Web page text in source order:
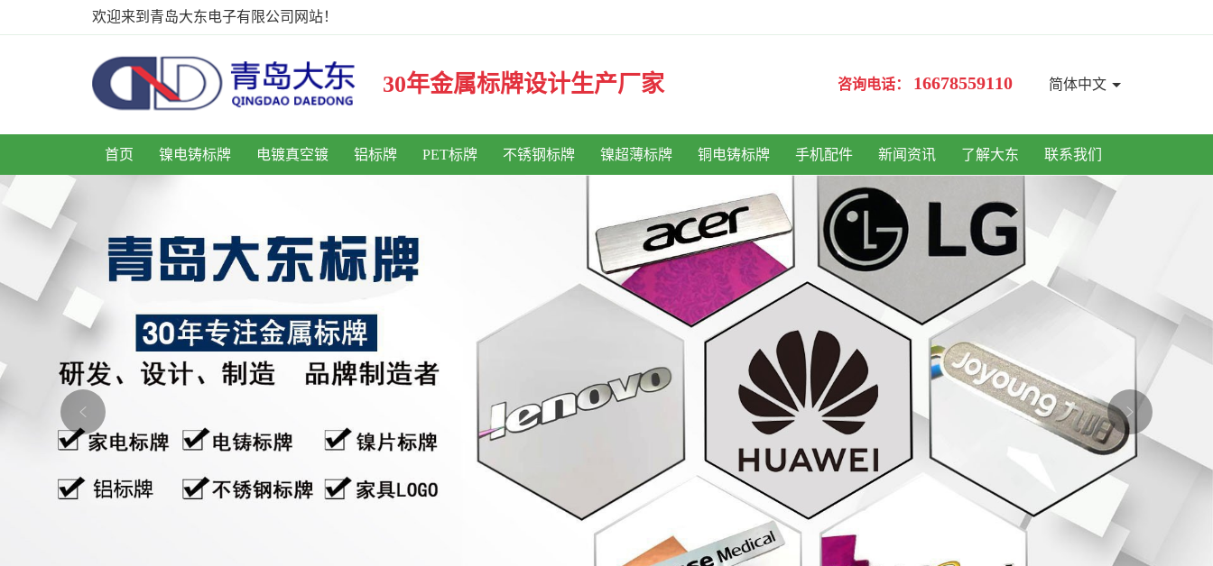
欢迎来到青岛大东电子有限公司网站！
简体中文
咨询电话： 16678559110
30年金属标牌设计生产厂家
首页 镍电铸标牌 电镀真空镀 铝标牌 PET标牌 不锈钢标牌 镍超薄标牌 铜电铸标牌 手机配件 新闻资讯 了解大东 联系我们